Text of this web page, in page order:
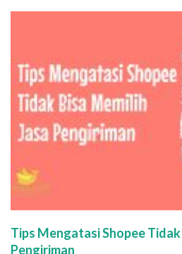
Tips Mengatasi Shopee
Pengiriman